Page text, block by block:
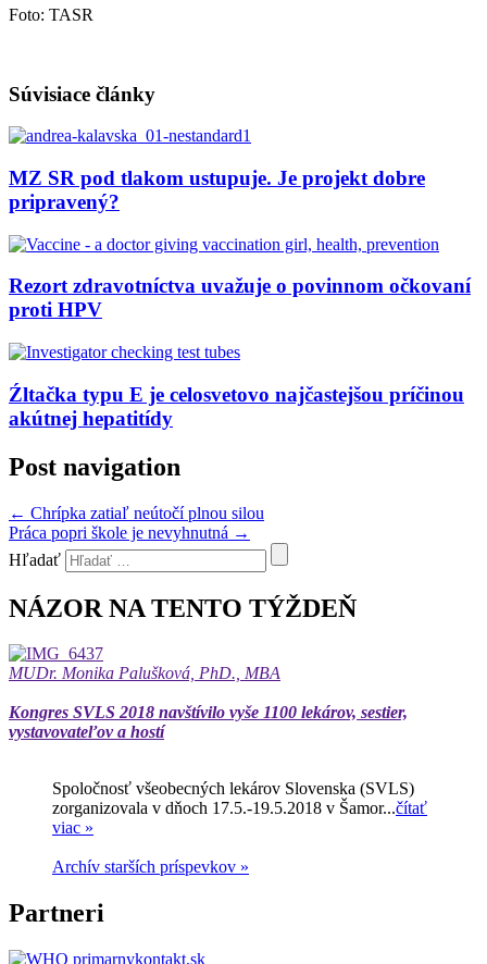
Foto: TASR
Súvisiace články
MZ SR pod tlakom ustupuje. Je projekt dobre
pripravený?
Rezort zdravotníctva uvažuje o povinnom očkovaní
proti HPV
Źltačka typu E je celosvetovo najčastejšou príčinou
akútnej hepatitídy
Post navigation
← Chrípka zatiaľ neútočí plnou silou
Práca popri škole je nevyhnutná →
Hľadať
NÁZOR NA TENTO TÝŽDEŇ
MUDr. Monika Palušková, PhD., MBA
Kongres SVLS 2018 navštívilo vyše 1100 lekárov, sestier,
vystavovateľov a hostí
Spoločnosť všeobecných lekárov Slovenska (SVLS)
zorganizovala v dňoch 17.5.-19.5.2018 v Šamor...čítať
viac »
Archív starších príspevkov »
Partneri